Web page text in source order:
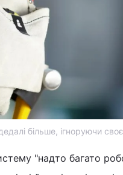
більше, ігноруючи
"надто багато